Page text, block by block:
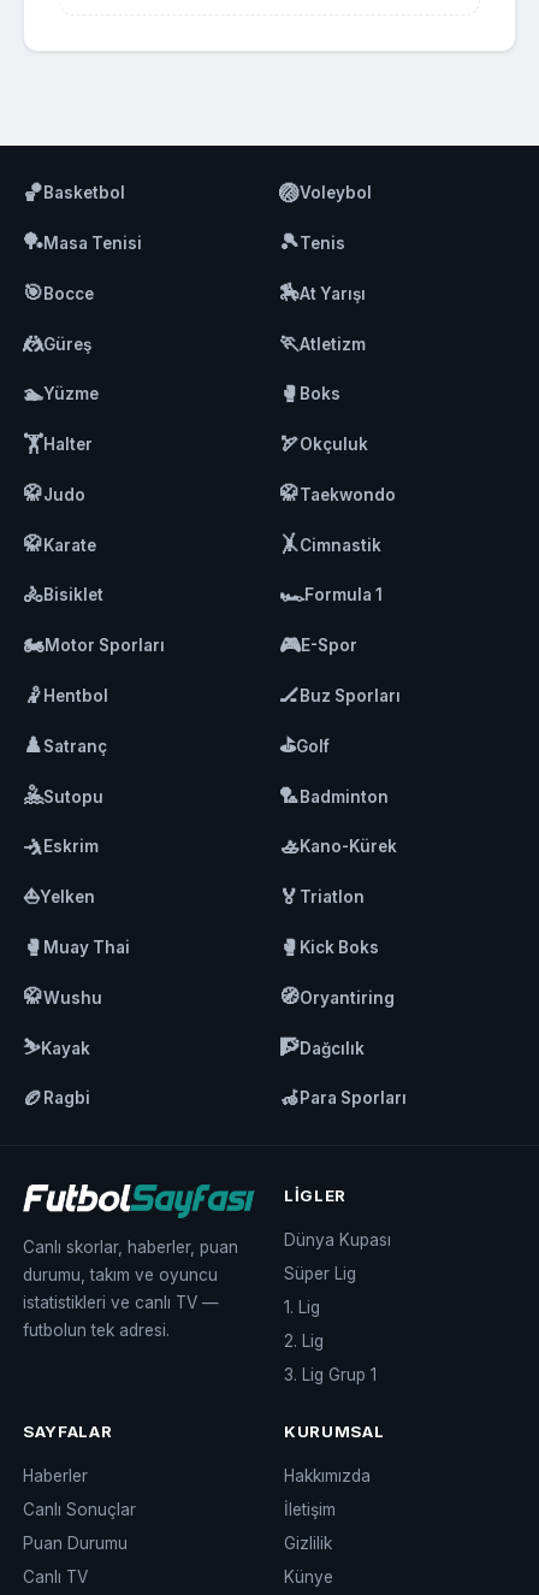
🏀Basketbol 🏐Voleybol
🏓Masa Tenisi 🎾Tenis
🎯Bocce 🏇At Yarışı
🤼Güreş 🏃Atletizm
🏊Yüzme 🥊 Boks
🏋️Halter 🏹Okçuluk
🥋Judo 🥋Taekwondo
🥋Karate 🤸Cimnastik
🚴Bisiklet 🏎️Formula 1
🏍️Motor Sporları 🎮E-Spor
🤾 Hentbol 🏒Buz Sporları
♟️Satranç ⛳Golf
🤽Sutopu 🏸Badminton
🤺Eskrim 🚣Kano-Kürek
⛵Yelken 🏅 Triatlon
🥊 Muay Thai 🥊 Kick Boks
🥋Wushu 🧭Oryantiring
⛷️Kayak 🧗Dağcılık
🏉 Ragbi 🦽Para Sporları
Canlı skorlar, haberler, puan
durumu, takım ve oyuncu
istatistikleri ve canlı TV —
futbolun tek adresi.
LIGLER
Dünya Kupası
Süper Lig
1. Lig
2. Lig
3. Lig Grup 1
SAYFALAR
Haberler
Canlı Sonuçlar
Puan Durumu
Canlı TV
KURUMSAL
Hakkımızda
İletişim
Gizlilik
Künye